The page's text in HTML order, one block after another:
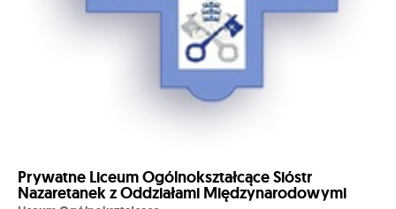
Prywatne Liceum Ogólnokształcące Sióstr
Nazaretanek z Oddziałami Międzynarodowymi